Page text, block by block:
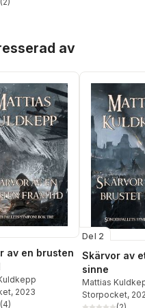
stjärnor. Totalt antal röster:
av
av en brusten
, 2023
(4)
Del 2
Skärvor av
sinne
Mattias
Storpocket,